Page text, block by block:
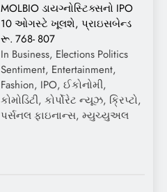
MOLBIO ડાયગ્નોસ્ટિક્સનો IPO
10 ઓગસ્ટે ખૂલશે, પ્રાઇસબેન્ડ
રૂ. 768- 807
In Business, Elections Politics
Sentiment, Entertainment,
Fashion, IPO, ઈકોનોમી,
કોમોડિટી, કોર્પોરેટ ન્યૂઝ, ક્રિપ્ટો,
પર્સનલ ફાઇનાન્સ, મ્યુચ્યુઅલ